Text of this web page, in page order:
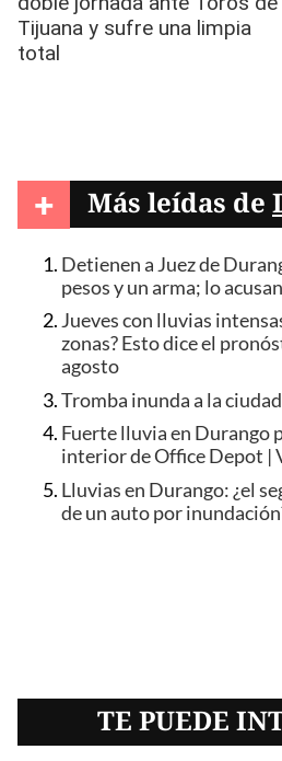
+ Más leídas de
Detienen a Juez de
pesos y un arma; lo
Jueves con lluvias
zonas? Esto dice el
agosto
Tromba inunda a la
Fuerte lluvia en Durango
interior de Office Depot |
Lluvias en Durango: ¿el
de un auto por
TE PUEDE